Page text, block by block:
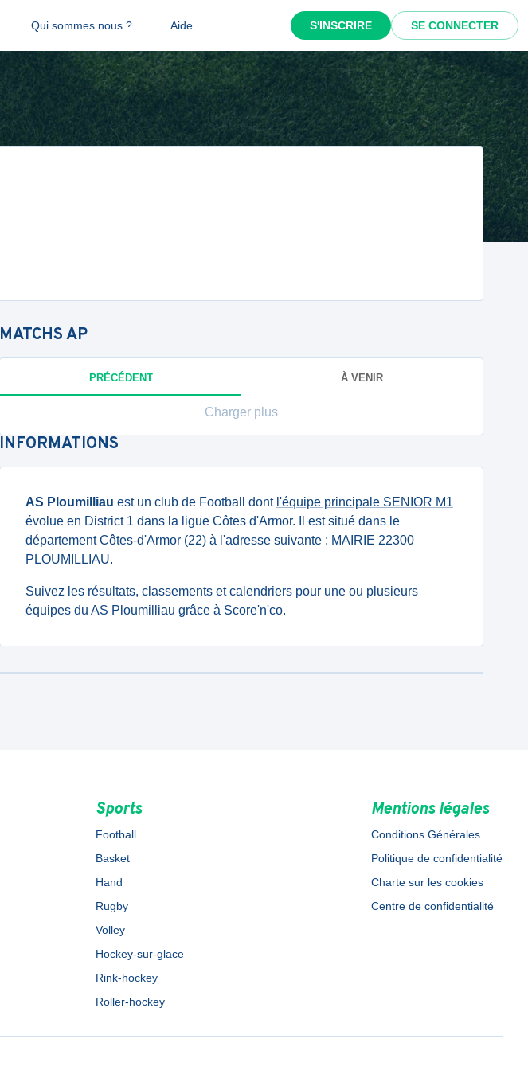
Qui sommes nous ? Aide S'INSCRIRE SE CONNECTER
MATCHSAP
PRÉCÉDENT À VENIR
Charger plus
INFORMATIONS
AS Ploumilliau est un club de Football dont l'équipe principale SENIOR M1
évolue en District 1 dans la ligue Côtes d'Armor. Il est situé dans le
département Côtes-d'Armor (22) à l'adresse suivante : MAIRIE 22300
PLOUMILLIAU.
Suivez les résultats, classements et calendriers pour une ou plusieurs
équipes du AS Ploumilliau grâce à Score'n'co.
Sports
Football
Basket
Hand
Rugby
Volley
Hockey-sur-glace
Rink-hockey
Roller-hockey
Mentions légales
Conditions Générales
Politique de confidentialité
Charte sur les cookies
Centre de confidentialité